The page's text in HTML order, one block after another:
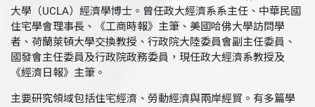
大學（UCLA）經濟學博士。曾任政大經濟系系主任、中華民國
住宅學會理事長、《工商時報》主筆、美國哈佛大學訪問學
者、荷蘭萊頓大學交換教授、行政院大陸委員會副主任委員、
國發會主任委員及行政院政務委員，現任政大經濟系教授及
《經濟日報》主筆。
主要研究領域包括住宅經濟、勞動經濟與兩岸經貿。有多篇學